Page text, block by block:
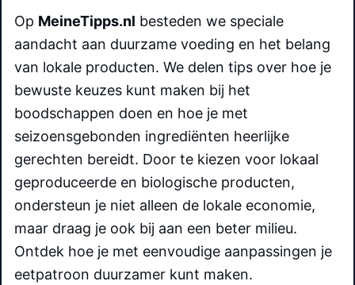
Op MeineTipps.nl besteden we speciale
aandacht aan duurzame voeding en het belang
van lokale producten. We delen tips over hoe je
bewuste keuzes kunt maken bij het
boodschappen doen en hoe je met
seizoensgebonden ingrediënten heerlijke
gerechten bereidt. Door te kiezen voor lokaal
geproduceerde en biologische producten,
ondersteun je niet alleen de lokale economie,
maar draag je ook bij aan een beter milieu.
Ontdek hoe je met eenvoudige aanpassingen je
eetpatroon duurzamer kunt maken.